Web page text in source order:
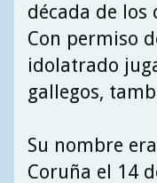
década de los
Con permiso
idolatrado
gallegos,
Su nombre
Coruña el 14